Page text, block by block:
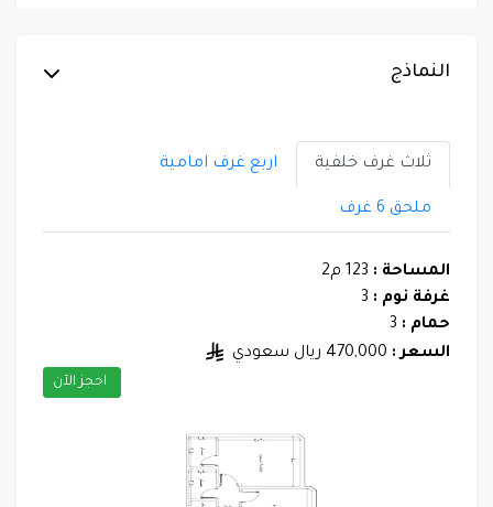
النماذج
ثلاث غرف خلفية اربع غرف امامية
ملحق 6 غرف
المساحة : 123 م2
غرفة نوم : 3
حمام : 3
السعر : 470,000 ريال سعودي
احجز الآن